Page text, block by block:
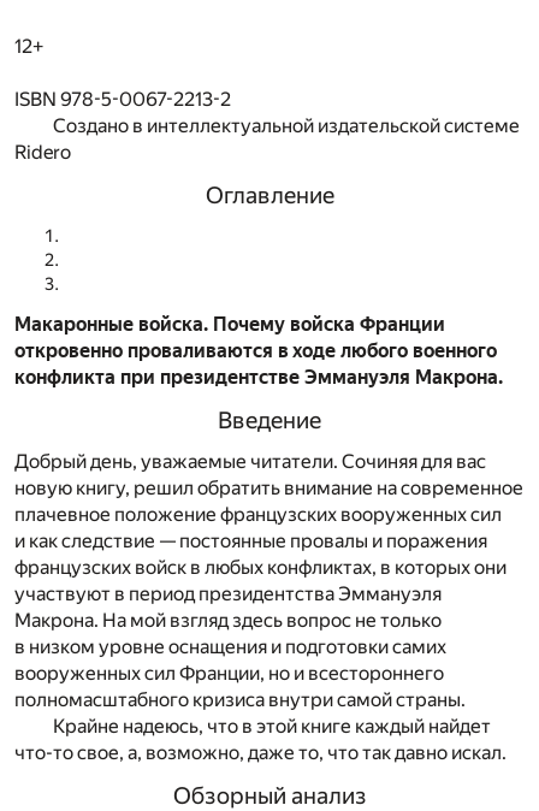
12+
ISBN 978-5-0067-2213-2
Создано в интеллектуальной издательской системе
Ridero
Оглавление
Макаронные войска. Почему войска Франции
откровенно проваливаются в ходе любого военного
конфликта при президентстве Эммануэля Макрона.
Введение
Добрый день, уважаемые читатели. Сочиняя для вас
новую книгу, решил обратить внимание на современное
плачевное положение французских вооруженных сил
и как следствие — постоянные провалы и поражения
французских войск в любых конфликтах, в которых они
участвуют в период президентства Эммануэля
Макрона. На мой взгляд здесь вопрос не только
в низком уровне оснащения и подготовки самих
вооруженных сил Франции, но и всестороннего
полномасштабного кризиса внутри самой страны.
Крайне надеюсь, что в этой книге каждый найдет
что-то свое, а, возможно, даже то, что так давно искал.
Обзорный анализ